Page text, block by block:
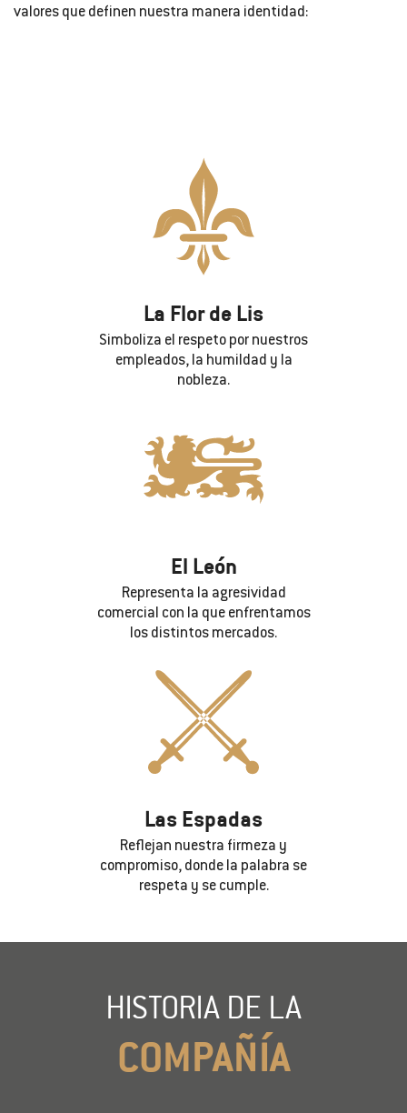
valores que definen nuestra manera identidad:
La Flor de Lis
Simboliza el respeto por nuestros
empleados, la humildad y la
nobleza.
El León
Representa la agresividad
comercial con la que enfrentamos
los distintos mercados.
Las Espadas
Reflejan nuestra firmeza y
compromiso, donde la palabra se
respeta y se cumple.
HISTORIA DE LA
COMPAÑÍA